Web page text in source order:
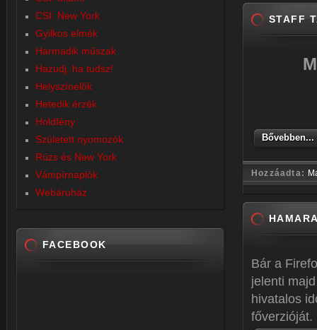
STAFF
Bővebben...
Hozzáadta:
Bár a
jelenti
hivatalos
főverzióját.
CSI: New York
Gyilkos elmék
Harmadik műszak
Hazudj, ha tudsz!
Helyszínelők
Hetedik érzék
Holdfény
Született nyomozók
Rúzs és New York
Vámpírnaplók
Webáruház
FACEBOOK